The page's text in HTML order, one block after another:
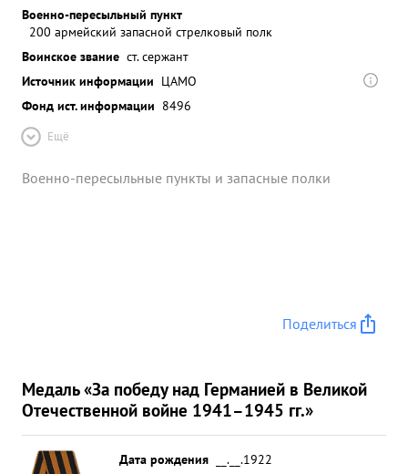
Военно-пересыльный пункт
200 армейский запасной стрелковый полк
Воинское звание ст. сержант
Источник информации ЦАМО
Фонд ист. информации 8496
Ещё
Военно-пересыльные пункты и запасные полки
Поделиться
Медаль «За победу над Германией в Великой
Отечественной войне 1941–1945 гг.»
Дата рождения
__.__.1922